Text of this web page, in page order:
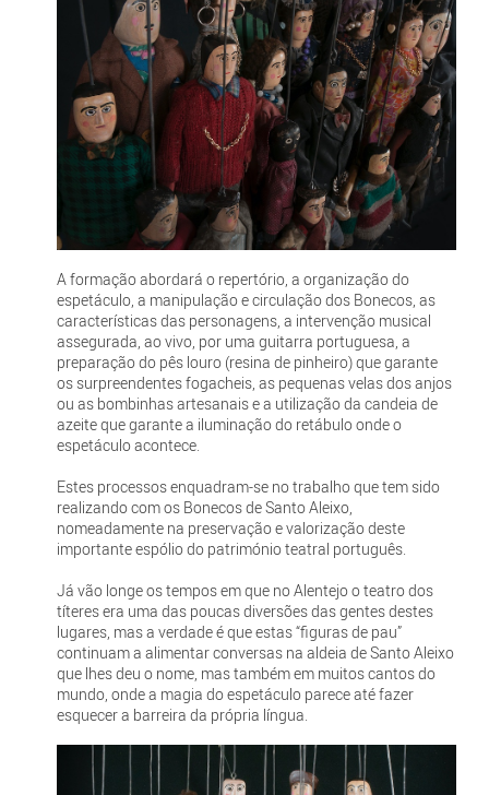
A formação abordará o repertório, a organização do
espetáculo, a manipulação e circulação dos Bonecos, as
características das personagens, a intervenção musical
assegurada, ao vivo, por uma guitarra portuguesa, a
preparação do pês louro (resina de pinheiro) que garante
os surpreendentes fogacheis, as pequenas velas dos anjos
ou as bombinhas artesanais e a utilização da candeia de
azeite que garante a iluminação do retábulo onde o
espetáculo acontece.
Estes processos enquadram-se no trabalho que tem sido
realizando com os Bonecos de Santo Aleixo,
nomeadamente na preservação e valorização deste
importante espólio do património teatral português.
Já vão longe os tempos em que no Alentejo o teatro dos
títeres era uma das poucas diversões das gentes destes
lugares, mas a verdade é que estas “figuras de pau”
continuam a alimentar conversas na aldeia de Santo Aleixo
que lhes deu o nome, mas também em muitos cantos do
mundo, onde a magia do espetáculo parece até fazer
esquecer a barreira da própria língua.